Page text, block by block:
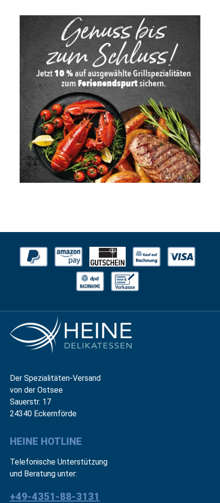
Der Spezialitäten-Versand
von der Ostsee
Sauerstr. 17
24340 Eckernförde
HEINE HOTLINE
Telefonische Unterstützung
und Beratung unter:
+49-4351-88-3131